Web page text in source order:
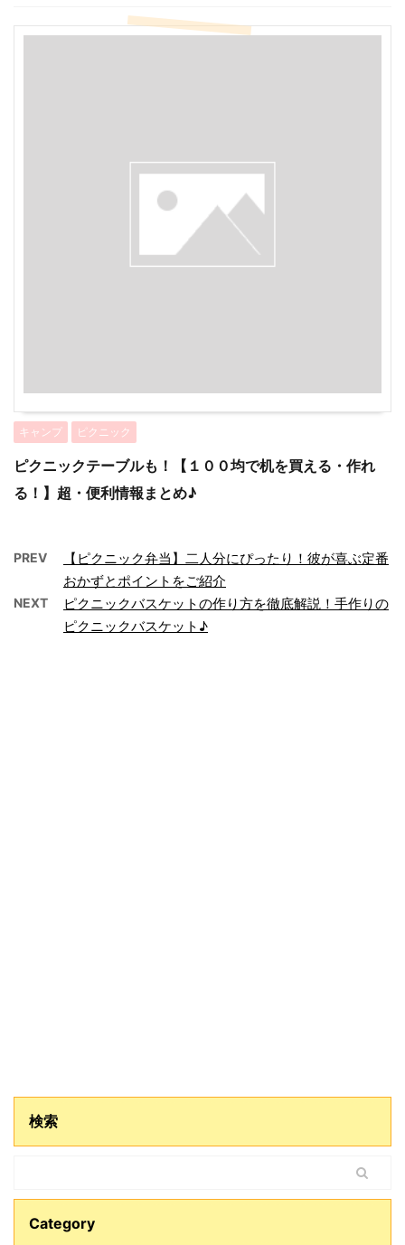
キャンプ ピクニック
ピクニックテーブルも！【１００均で机を買える・作れ
る！】超・便利情報まとめ♪
PREV
【ピクニック弁当】二人分にぴったり！彼が喜ぶ定番
おかずとポイントをご紹介
NEXT
ピクニックバスケットの作り方を徹底解説！手作りの
ピクニックバスケット♪
検索
Category